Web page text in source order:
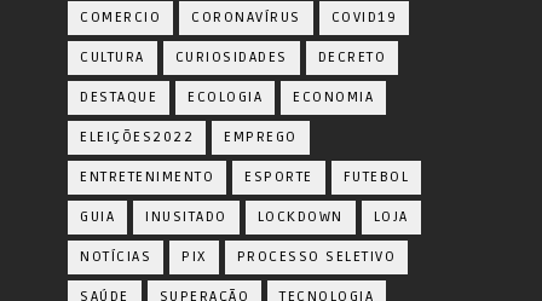
COMERCIO CORONAVÍRUS COVID19
CULTURA CURIOSIDADES DECRETO
DESTAQUE ECOLOGIA ECONOMIA
ELEIÇÕES2022 EMPREGO
ENTRETENIMENTO ESPORTE FUTEBOL
GUIA INUSITADO LOCKDOWN LOJA
NOTÍCIAS PIX PROCESSO SELETIVO
SAÚDE SUPERAÇÃO TECNOLOGIA